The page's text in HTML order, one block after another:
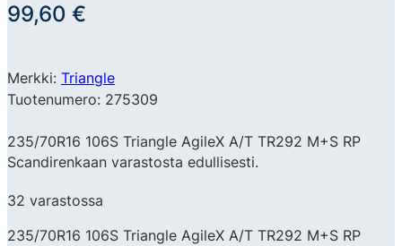
99,60 €
Merkki: Triangle
Tuotenumero: 275309
235/70R16 106S Triangle AgileX A/T TR292 M+S RP
Scandirenkaan varastosta edullisesti.
32 varastossa
235/70R16 106S Triangle AgileX A/T TR292 M+S RP